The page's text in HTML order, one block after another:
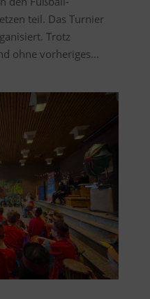
teil. Das Turnier
Trotz
ohne vorheriges...